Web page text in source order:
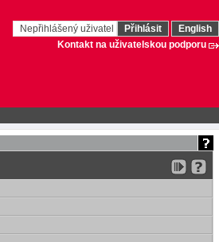
Nepřihlášený uživatel Přihlásit
English
Kontakt na uživatelskou podporu